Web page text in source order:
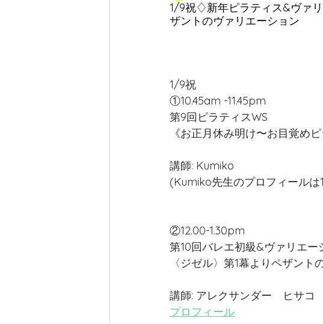
Body Conditioning
Adult ballet Elegant beginners オンライ
ヴァリエーションクラス PBT♢プログレッ
1/9祝♢新年ピラティス&ヴァ
ザントのヴァリエーション
1/9祝
①10.45am -11.45pm
第9回ピラティスWS
《お正月休み明け〜お目覚めピ
講師: Kumiko
(Kumiko先生のプロフィール
②12.00-1.30pm
第10回バレエ初級&ヴァリエー
〈ジゼル〉第1幕よりペザント
講師: アレクサンダー　ヒサコ
プロフィール